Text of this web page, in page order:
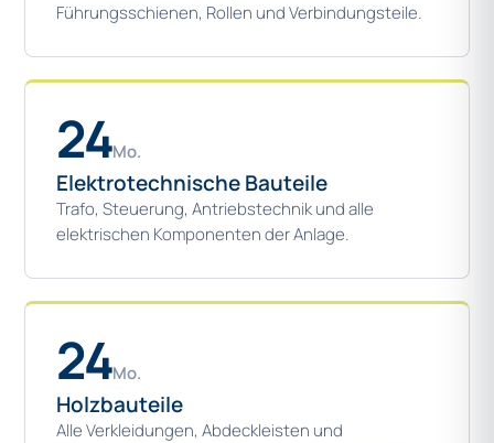
Führungsschienen, Rollen und Verbindungsteile.
24Mo.
Elektrotechnische Bauteile
Trafo, Steuerung, Antriebstechnik und alle
elektrischen Komponenten der Anlage.
24Mo.
Holzbauteile
Alle Verkleidungen, Abdeckleisten und